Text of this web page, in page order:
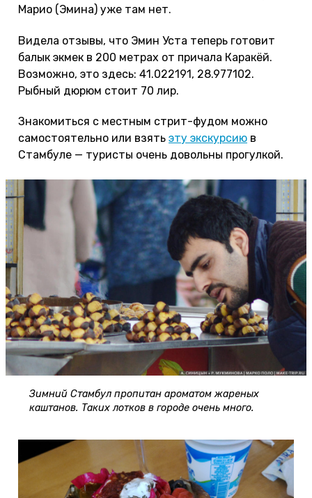
Марио (Эмина) уже там нет.
Видела отзывы, что Эмин Уста теперь готовит
балык экмек в 200 метрах от причала Каракёй.
Возможно, это здесь: 41.022191, 28.977102.
Рыбный дюрюм стоит 70 лир.
Знакомиться с местным стрит-фудом можно
самостоятельно или взять эту экскурсию в
Стамбуле — туристы очень довольны прогулкой.
Зимний Стамбул пропитан ароматом жареных
каштанов. Таких лотков в городе очень много.